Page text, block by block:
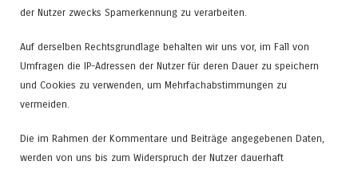
der Nutzer zwecks Spamerkennung zu verarbeiten.
Auf derselben Rechtsgrundlage behalten wir uns vor, im Fall von
Umfragen die IP-Adressen der Nutzer für deren Dauer zu speichern
und Cookies zu verwenden, um Mehrfachabstimmungen zu
vermeiden.
Die im Rahmen der Kommentare und Beiträge angegebenen Daten,
werden von uns bis zum Widerspruch der Nutzer dauerhaft